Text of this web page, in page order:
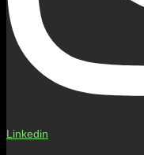
Linkedin